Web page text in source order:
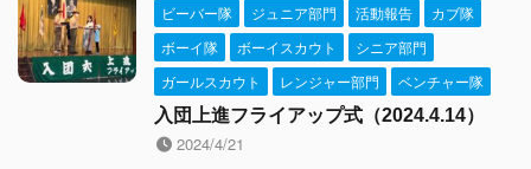
ビーバー隊
ジュニア部門 活動報告
カブ隊
ボーイ隊
ボーイスカウト
シニア部門
ガールスカウト
レンジャー部門
ベンチャー隊
入団上進フライアップ式（2024.4.14）
2024/4/21